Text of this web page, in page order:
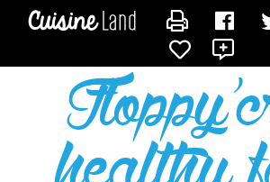
floppy'croc
CONTACTER FLOPPY